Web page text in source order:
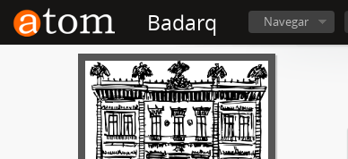
Badarq Navegar